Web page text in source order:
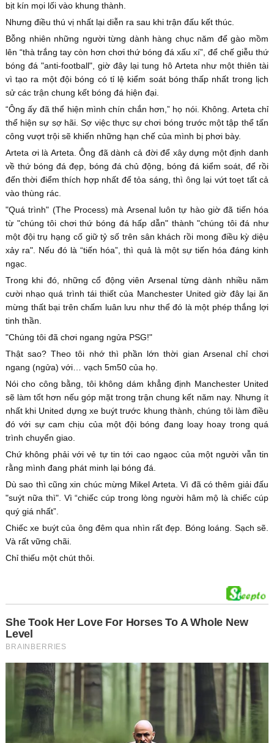
bịt kín mọi lối vào khung thành.
Nhưng điều thú vị nhất lại diễn ra sau khi trận đấu kết thúc.
Bỗng nhiên những người từng dành hàng chục năm để gào mồm
lên “thà trắng tay còn hơn chơi thứ bóng đá xấu xí”, để chế giễu thứ
bóng đá "anti-football", giờ đây lại tung hô Arteta như một thiên tài
vì tạo ra một đội bóng có tỉ lệ kiểm soát bóng thấp nhất trong lịch
sử các trận chung kết bóng đá hiện đại.
“Ông ấy đã thể hiện mình chín chắn hơn,” họ nói. Không. Arteta chỉ
thể hiện sự sợ hãi. Sợ việc thực sự chơi bóng trước một tập thể tấn
công vượt trội sẽ khiến những hạn chế của mình bị phơi bày.
Arteta ơi là Arteta. Ông đã dành cả đời để xây dựng một định danh
về thứ bóng đá đẹp, bóng đá chủ động, bóng đá kiểm soát, để rồi
đến thời điểm thích hợp nhất để tỏa sáng, thì ông lại vứt toẹt tất cả
vào thùng rác.
"Quá trình" (The Process) mà Arsenal luôn tự hào giờ đã tiến hóa
từ "chúng tôi chơi thứ bóng đá hấp dẫn" thành "chúng tôi đá như
một đội trụ hạng cố giữ tỷ số trên sân khách rồi mong điều kỳ diệu
xảy ra". Nếu đó là “tiến hóa”, thì quả là một sự tiến hóa đáng kinh
ngạc.
Trong khi đó, những cổ động viên Arsenal từng dành nhiều năm
cười nhạo quá trình tái thiết của Manchester United giờ đây lại ăn
mừng thất bại trên chấm luân lưu như thể đó là một phép thắng lợi
tinh thần.
"Chúng tôi đã chơi ngang ngửa PSG!"
Thật sao? Theo tôi nhớ thì phần lớn thời gian Arsenal chỉ chơi
ngang (ngửa) với… vạch 5m50 của họ.
Nói cho công bằng, tôi không dám khẳng định Manchester United
sẽ làm tốt hơn nếu góp mặt trong trận chung kết năm nay. Nhưng ít
nhất khi United dựng xe buýt trước khung thành, chúng tôi làm điều
đó với sự cam chịu của một đội bóng đang loay hoay trong quá
trình chuyển giao.
Chứ không phải với vẻ tự tin tới cao ngạoc của một người vẫn tin
rằng mình đang phát minh lại bóng đá.
Dù sao thì cũng xin chúc mừng Mikel Arteta. Vì đã có thêm giải đấu
"suýt nữa thì". Vì “chiếc cúp trong lòng người hâm mộ là chiếc cúp
quý giá nhất”.
Chiếc xe buýt của ông đêm qua nhìn rất đẹp. Bóng loáng. Sạch sẽ.
Và rất vững chãi.
Chỉ thiếu một chút thôi.